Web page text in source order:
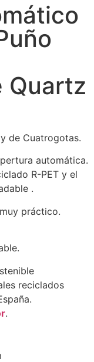
Quartz
de Cuatrogotas.
automática.
R-PET y el
.
práctico.
reciclados
.